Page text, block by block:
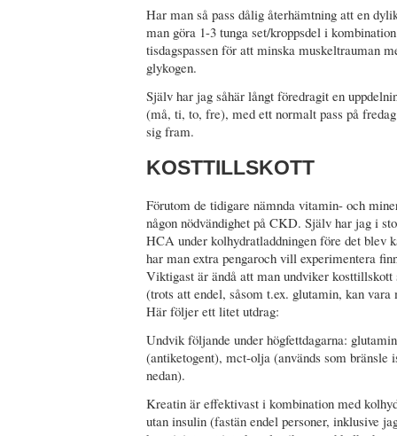
Har man så pass dålig återhämtning att en
man göra 1-3 tunga set/kroppsdel i
tisdagspassen för att minska muskeltrauman
glykogen.
Själv har jag såhär långt föredragit en
(må, ti, to, fre), med ett normalt pass på
sig fram.
KOSTTILLSKOTT
Förutom de tidigare nämnda vitamin- och
någon nödvändighet på CKD. Själv har jag i
HCA under kolhydratladdningen före det blev
har man extra pengaroch vill experimentera
Viktigast är ändå att man undviker
(trots att endel, såsom t.ex. glutamin, kan
Här följer ett litet utdrag:
Undvik följande under högfettdagarna:
(antiketogent), mct-olja (används som
nedan).
Kreatin är effektivast i kombination med
utan insulin (fastän endel personer, inklusive